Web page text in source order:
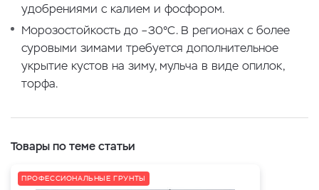
удобрениями с калием и фосфором.
Морозостойкость до –30°С. В регионах с более
суровыми зимами требуется дополнительное
укрытие кустов на зиму, мульча в виде опилок,
торфа.
Товары по теме статьи
ПРОФЕССИОНАЛЬНЫЕ ГРУНТЫ